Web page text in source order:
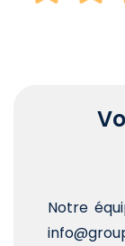
Notre